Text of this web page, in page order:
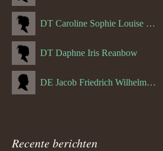
DT Caroline Sophie Louise Schreuder born Schwulst (13-05-1866)
DT Daphne Iris Reanbow
DE Jacob Friedrich Wilhelm Hurth
Recente berichten